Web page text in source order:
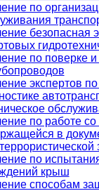
по
безопасная
по поверке
экспертов
по работе
в
по
крыш
способам